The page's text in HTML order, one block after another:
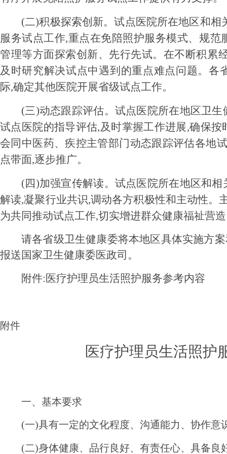
(二)积极探索创新。试点医院所在地区和相
服务试点工作,重点在免陪照护服务模式、规
管理等方面探索创新、先行先试。在不断积累
及时研究解决试点中遇到的重点难点问题。各
际,确定其他医院开展省级试点工作。
(三)动态跟踪评估。 试点医院所在地区卫
试点医院的指导评估,及时掌握工作进展,确保
会同中医药、疾控主管部门动态跟踪评估各地
点带面,逐步推广。
(四)加强宣传解读。 试点医院所在地区和
解读,凝聚行业共识,调动各方积极性和主动性。
为共同推动试点工作,切实增进群众健康福祉营
请各省级卫生健康委将本地区具体实施方
报送国家卫生健康委医政司。
附件:医疗护理员生活照护服务参考内容
附件
医疗护理员生活照护
一、基本要求
(一)具有一定的文化程度、沟通能力、协作意
(二)身体健康、品行良好、有责任心、具备良